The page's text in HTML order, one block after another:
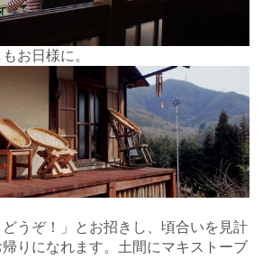
お日様に。
どうぞ！」とお招きし、頃合いを見計
りになれます。土間にマキストーブ